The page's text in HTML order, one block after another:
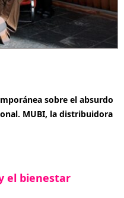
sobre el absurdo
MUBI, la distribuidora
el bienestar